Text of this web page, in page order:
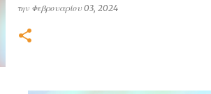
την Φεβρουαρίου 03, 2024